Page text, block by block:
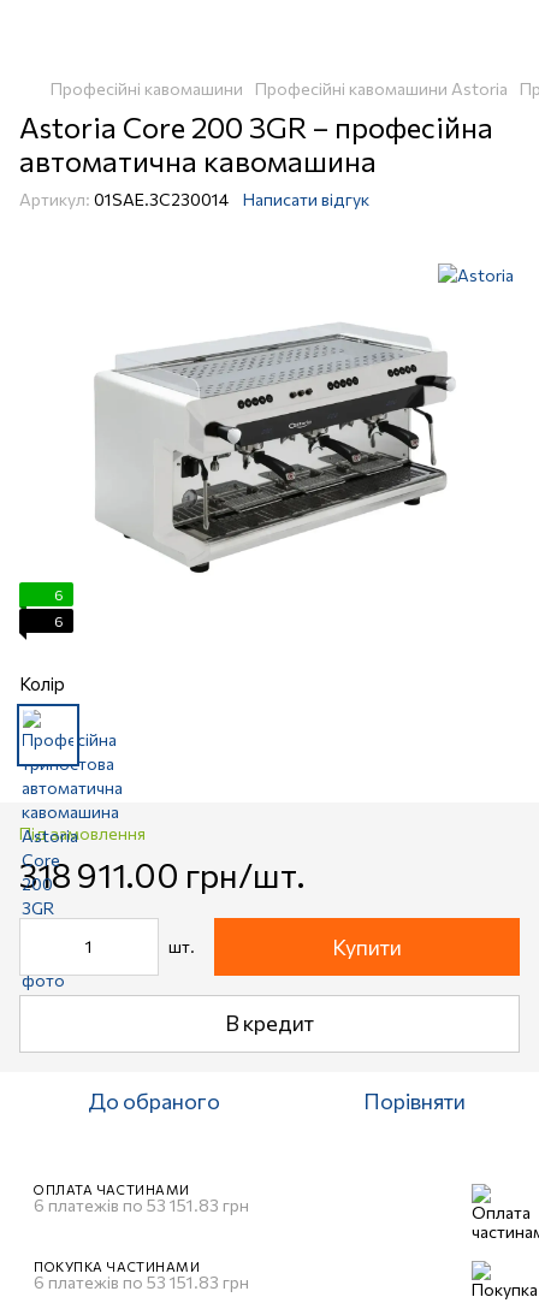
Професійні кавомашини Професійні кавомашини Astoria
Astoria Core 200 3GR – професійна
автоматична кавомашина
Артикул: 01SAE.3C230014 Написати відгук
6
6
Колір
Під замовлення
318 911.00 грн/шт.
шт. Купити
В кредит
До обраного Порівняти
ОПЛАТА ЧАСТИНАМИ
6 платежів по 53 151.83 грн
ПОКУПКА ЧАСТИНАМИ
6 платежів по 53 151.83 грн